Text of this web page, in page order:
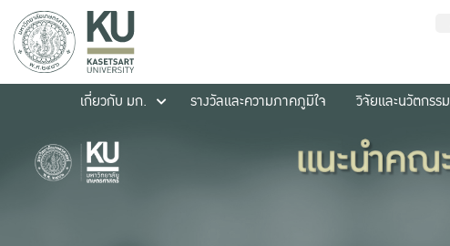
เกี่ยวกับ มก.
รางวัลและความภาคภูมิใจ วิจัยและนวัตกรรม